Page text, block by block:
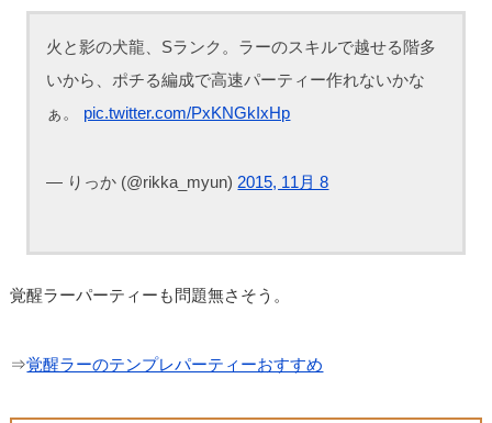
火と影の犬龍、Sランク。ラーのスキルで越せる階多
いから、ポチる編成で高速パーティー作れないかな
ぁ。 pic.twitter.com/PxKNGkIxHp
— りっか (@rikka_myun) 2015, 11月 8
覚醒ラーパーティーも問題無さそう。
⇒覚醒ラーのテンプレパーティーおすすめ